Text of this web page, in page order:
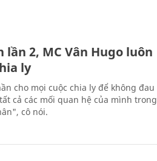
2, MC Vân Hugo luôn
ly
cho mọi cuộc chia ly để không đau
cả các mối quan hệ của mình trong
cô nói.